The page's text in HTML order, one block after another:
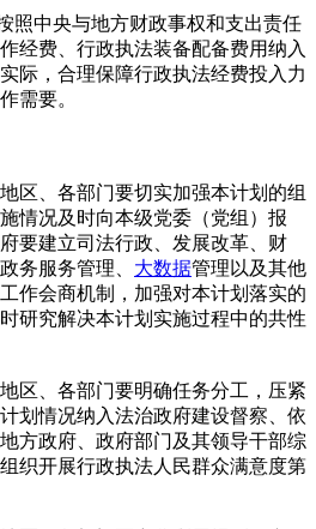
照中央与地方财政事权和支出责任
经费、行政执法装备配备费用纳入
际，合理保障行政执法经费投入力
需要。
区、各部门要切实加强本计划的组
情况及时向本级党委（党组）报
要建立司法行政、发展改革、财
务服务管理、 大数据管理以及其他
作会商机制，加强对本计划落实的
研究解决本计划实施过程中的共性
区、各部门要明确任务分工，压紧
划情况纳入法治政府建设督察、依
方政府、政府部门及其领导干部综
织开展行政执法人民群众满意度第